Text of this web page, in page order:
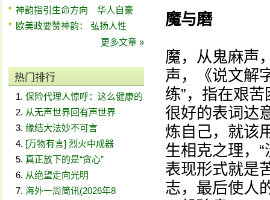
神韵指引生命方向 华人自豪
欧美政要赞神韵： 弘扬人性
更多文章 »
热门排行
保险代理人惊呼：这么健康的
从无声世界回有声世界
缘结大法妙不可言
[万物有言] 烈火中成器
真正放下的是“贪心”
从绝望走向光明
海外一周简讯(2026年8
魔与磨
魔，从鬼麻声
声，《说文解
练”，指在艰
很好的表词达
炼自己，就该
生相克之理，
表现形式就是
志，最后使人